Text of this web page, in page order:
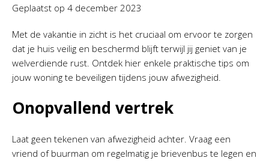
Geplaatst op 4 december 2023
Met de vakantie in zicht is het cruciaal om ervoor te zorgen
dat je huis veilig en beschermd blijft terwijl jij geniet van je
welverdiende rust. Ontdek hier enkele praktische tips om
jouw woning te beveiligen tijdens jouw afwezigheid.
Onopvallend vertrek
Laat geen tekenen van afwezigheid achter. Vraag een
vriend of buurman om regelmatig je brievenbus te legen en